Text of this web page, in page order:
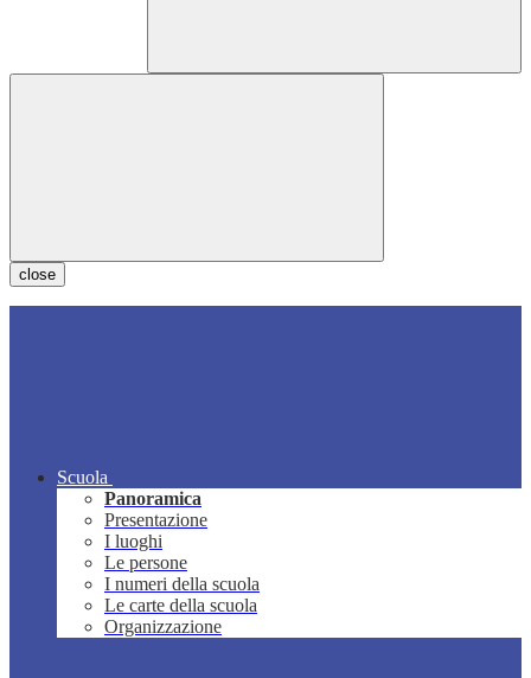
close
Scuola
Panoramica
Presentazione
I luoghi
Le persone
I numeri della scuola
Le carte della scuola
Organizzazione